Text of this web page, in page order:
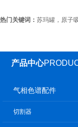
热门关键词： 苏玛罐，原子
产品中心
气相色谱配件
切割器